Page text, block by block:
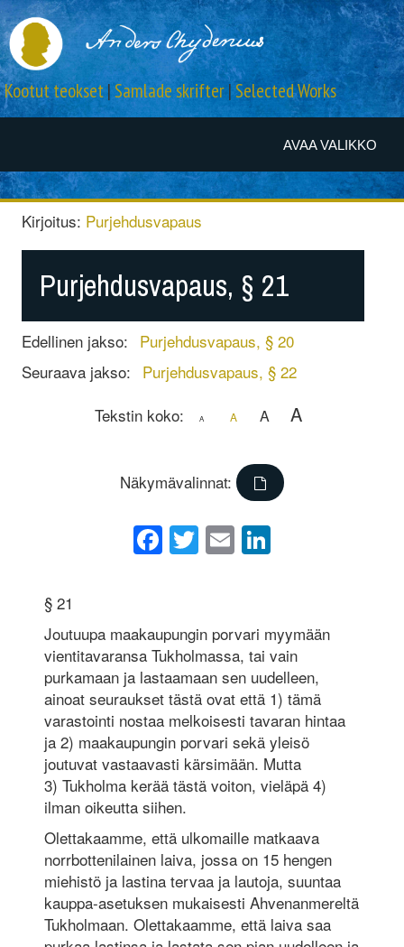
AVAA VALIKKO
Kootut teokset|Samlade skrifter|Selected Works
Kirjoitus: Purjehdusvapaus
Purjehdusvapaus, § 21
Edellinen jakso: Purjehdusvapaus, § 20
Seuraava jakso: Purjehdusvapaus, § 22
Tekstin koko:
A A A A
Näkymävalinnat:
Facebook
Twitter
Email
§ 21
Joutuupa maakaupungin porvari myymään
vientitavaransa Tukholmassa, tai vain
purkamaan ja lastaamaan sen uudelleen,
ainoat seuraukset tästä ovat että 1) tämä
varastointi nostaa melkoisesti tavaran hintaa
ja 2) maakaupungin porvari sekä yleisö
joutuvat vastaavasti kärsimään. Mutta
3) Tukholma kerää tästä voiton, vieläpä 4)
ilman oikeutta siihen.
Olettakaamme, että ulkomaille matkaava
norrbottenilainen laiva, jossa on 15 hengen
miehistö ja lastina tervaa ja lautoja, suuntaa
kauppa-asetuksen mukaisesti Ahvenanmereltä
Tukholmaan. Olettakaamme, että laiva saa